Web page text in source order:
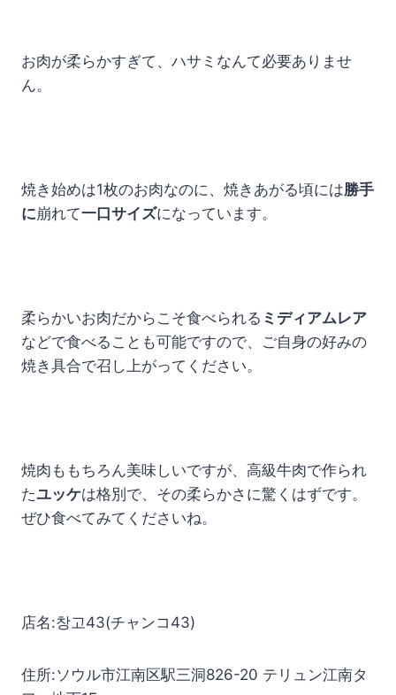
お肉が柔らかすぎて、ハサミなんて必要ありませ
ん。
焼き始めは1枚のお肉なのに、焼きあがる頃には勝手
に崩れて一口サイズになっています。
柔らかいお肉だからこそ食べられる ミディアムレア
などで食べることも可能ですので、ご自身の好みの
焼き具合で召し上がってください。
焼肉ももちろん美味しいですが、高級牛肉で作られ
たユッケは格別で、その柔らかさに驚くはずです。
ぜひ食べてみてくださいね。
店名:창고43(チャンコ43)
住所:ソウル市江南区駅三洞826-20 テリュン江南タ